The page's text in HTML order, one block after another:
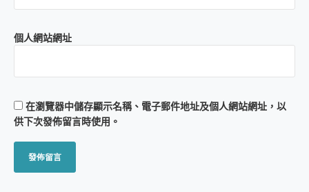
個人網站網址
在瀏覽器中儲存顯示名稱、電子郵件地址及個人網站網址，以
供下次發佈留言時使用。